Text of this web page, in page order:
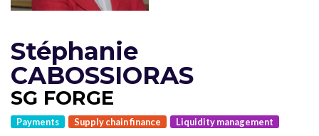
Stéphanie
CABOSSIORAS
SG FORGE
Payments Supply chain finance Liquidity management